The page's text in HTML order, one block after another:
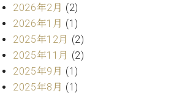
タ
ン
コ
ン
サ
ー
ン・
シ
ュ
レ
納
ス
ン
イ
ン
ト
ーレ
音楽
教室
お
問
合
2026年2月 (2)
2026年1月 (1)
2025年12月 (2)
2025年11月 (2)
2025年9月 (1)
2025年8月 (1)